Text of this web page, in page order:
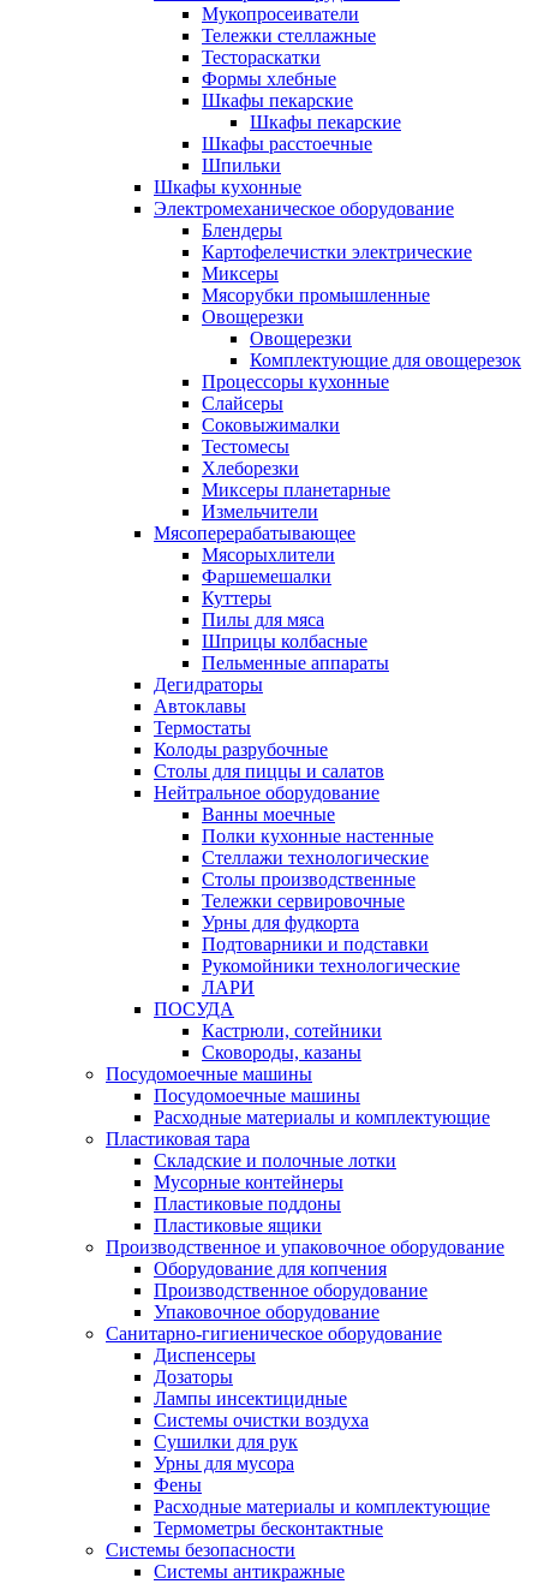
Мукопросеиватели
Тележки стеллажные
Тестораскатки
Формы хлебные
Шкафы пекарские
Шкафы пекарские
Шкафы расстоечные
Шпильки
Шкафы кухонные
Электромеханическое оборудование
Блендеры
Картофелечистки электрические
Миксеры
Мясорубки промышленные
Овощерезки
Овощерезки
Комплектующие для овощерезок
Процессоры кухонные
Слайсеры
Соковыжималки
Тестомесы
Хлеборезки
Миксеры планетарные
Измельчители
Мясоперерабатывающее
Мясорыхлители
Фаршемешалки
Куттеры
Пилы для мяса
Шприцы колбасные
Пельменные аппараты
Дегидраторы
Автоклавы
Термостаты
Колоды разрубочные
Столы для пиццы и салатов
Нейтральное оборудование
Ванны моечные
Полки кухонные настенные
Стеллажи технологические
Столы производственные
Тележки сервировочные
Урны для фудкорта
Подтоварники и подставки
Рукомойники технологические
ЛАРИ
ПОСУДА
Кастрюли, сотейники
Сковороды, казаны
Посудомоечные машины
Посудомоечные машины
Расходные материалы и комплектующие
Пластиковая тара
Складские и полочные лотки
Мусорные контейнеры
Пластиковые поддоны
Пластиковые ящики
Производственное и упаковочное оборудование
Оборудование для копчения
Производственное оборудование
Упаковочное оборудование
Санитарно-гигиеническое оборудование
Диспенсеры
Дозаторы
Лампы инсектицидные
Системы очистки воздуха
Сушилки для рук
Урны для мусора
Фены
Расходные материалы и комплектующие
Термометры бесконтактные
Системы безопасности
Системы антикражные